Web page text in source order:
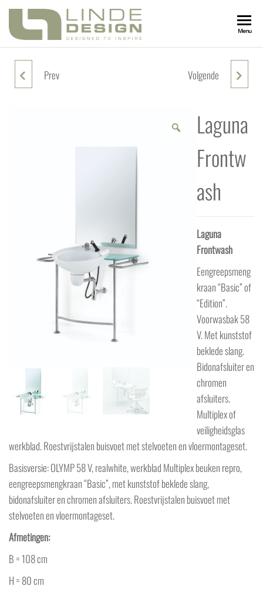
Inspire
Menu
Prev LAVASIT DELUXE MET SHIATSU
Volgende
Laguna
Frontw
ash
Laguna
Frontwash
Eengreepsmeng
kraan “Basic” of
“Edition”.
Voorwasbak 58
V. Met kunststof
beklede slang.
Bidonafsluiter en
chromen
afsluiters.
Multiplex of
veiligheidsglas
werkblad. Roestvrijstalen buisvoet met stelvoeten en vloermontageset.
Basisversie: OLYMP 58 V, realwhite, werkblad Multiplex beuken repro,
eengreepsmengkraan “Basic”, met kunststof beklede slang,
bidonafsluiter en chromen afsluiters. Roestvrijstalen buisvoet met
stelvoeten en vloermontageset.
Afmetingen:
B = 108 cm
H = 80 cm